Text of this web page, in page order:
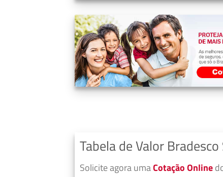
Tabela de Valor
Solicite agora umaCotação Online